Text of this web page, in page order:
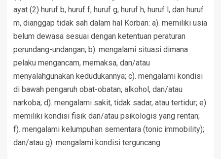
ayat (2) huruf b, huruf f, huruf g, huruf h, huruf l, dan huruf
m, dianggap tidak sah dalam hal Korban: a). memiliki usia
belum dewasa sesuai dengan ketentuan peraturan
perundang-undangan; b). mengalami situasi dimana
pelaku mengancam, memaksa, dan/atau
menyalahgunakan kedudukannya; c). mengalami kondisi
di bawah pengaruh obat-obatan, alkohol, dan/atau
narkoba; d). mengalami sakit, tidak sadar, atau tertidur; e).
memiliki kondisi fisik dan/atau psikologis yang rentan;
f). mengalami kelumpuhan sementara (tonic immobility);
dan/atau g). mengalami kondisi terguncang.